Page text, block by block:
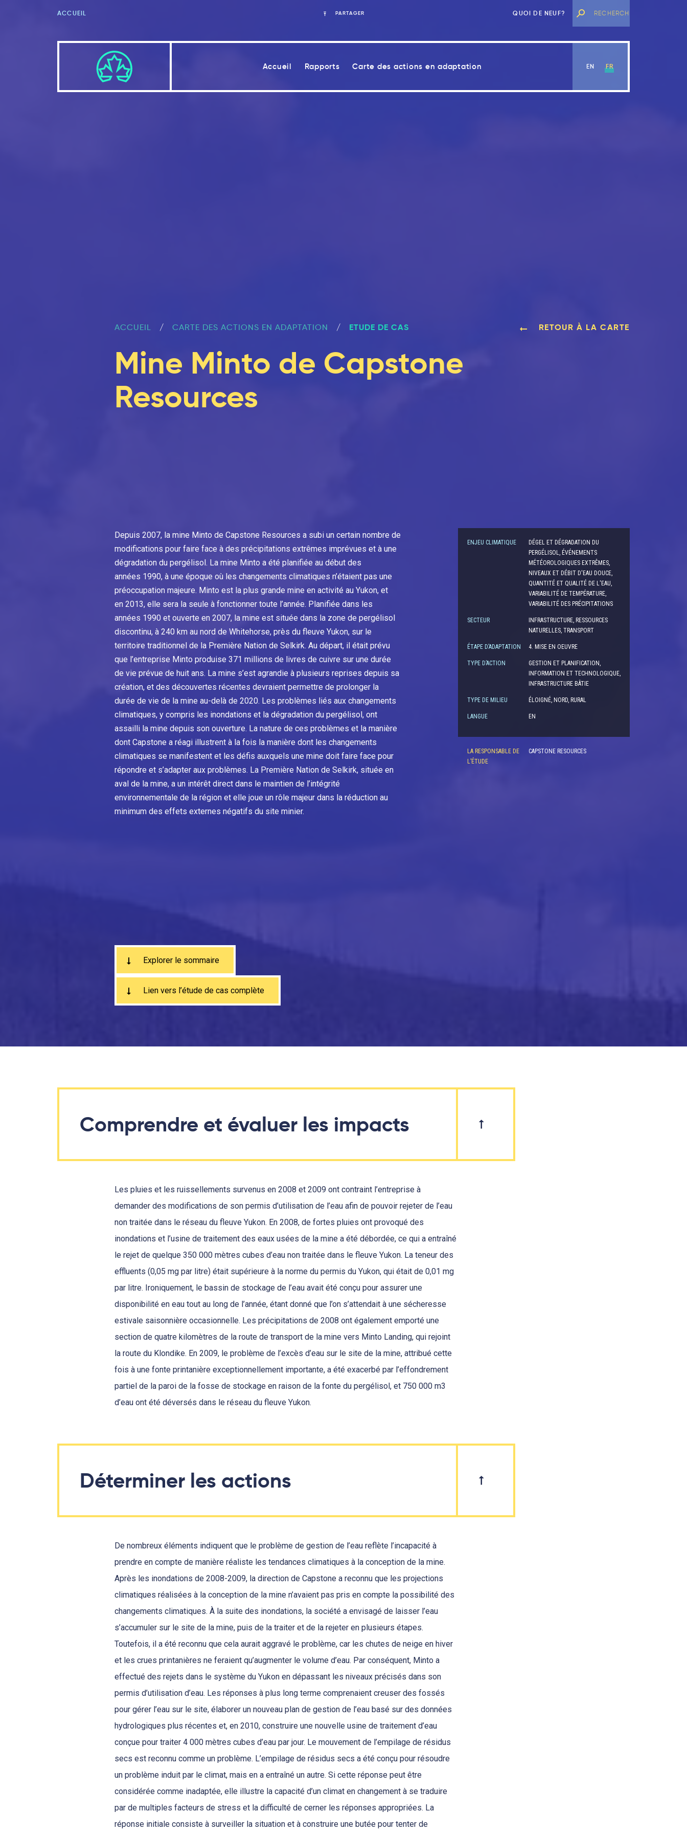
ACCUEIL PARTAGER QUOI DE NEUF?
Accueil Rapports Carte des actions en adaptation EN FR
ACCUEIL CARTE DES ACTIONS EN ADAPTATION ETUDE DE CAS RETOUR À LA CARTE
Mine Minto de Capstone
Resources
Depuis 2007, la mine Minto de Capstone Resources a subi un certain nombre de
modifications pour faire face à des précipitations extrêmes imprévues et à une
dégradation du pergélisol. La mine Minto a été planifiée au début des
années 1990, à une époque où les changements climatiques n’étaient pas une
préoccupation majeure. Minto est la plus grande mine en activité au Yukon, et
en 2013, elle sera la seule à fonctionner toute l’année. Planifiée dans les
années 1990 et ouverte en 2007, la mine est située dans la zone de pergélisol
discontinu, à 240 km au nord de Whitehorse, près du fleuve Yukon, sur le
territoire traditionnel de la Première Nation de Selkirk. Au départ, il était prévu
que l’entreprise Minto produise 371 millions de livres de cuivre sur une durée
de vie prévue de huit ans. La mine s’est agrandie à plusieurs reprises depuis sa
création, et des découvertes récentes devraient permettre de prolonger la
durée de vie de la mine au-delà de 2020. Les problèmes liés aux changements
climatiques, y compris les inondations et la dégradation du pergélisol, ont
assailli la mine depuis son ouverture. La nature de ces problèmes et la manière
dont Capstone a réagi illustrent à la fois la manière dont les changements
climatiques se manifestent et les défis auxquels une mine doit faire face pour
répondre et s’adapter aux problèmes. La Première Nation de Selkirk, située en
aval de la mine, a un intérêt direct dans le maintien de l’intégrité
environnementale de la région et elle joue un rôle majeur dans la réduction au
minimum des effets externes négatifs du site minier.
ENJEU CLIMATIQUE
DÉGEL ET DÉGRADATION DU
PERGÉLISOL, ÉVÉNEMENTS
MÉTÉOROLOGIQUES EXTRÊMES,
NIVEAUX ET DÉBIT D'EAU DOUCE,
QUANTITÉ ET QUALITÉ DE L'EAU,
VARIABILITÉ DE TEMPÉRATURE,
VARIABILITÉ DES PRÉCIPITATIONS
SECTEUR
INFRASTRUCTURE, RESSOURCES
NATURELLES, TRANSPORT
ÉTAPE D’ADAPTATION 4. MISE EN OEUVRE
TYPE D’ACTION
GESTION ET PLANIFICATION,
INFORMATION ET TECHNOLOGIQUE,
INFRASTRUCTURE BÂTIE
TYPE DE MILIEU ÉLOIGNÉ, NORD, RURAL
LANGUE EN
LA RESPONSABLE DE
L’ÉTUDE
CAPSTONE RESOURCES
Explorer le sommaire
Lien vers l’étude de cas complète
Comprendre et évaluer les impacts
Les pluies et les ruissellements survenus en 2008 et 2009 ont contraint l’entreprise à
demander des modifications de son permis d’utilisation de l’eau afin de pouvoir rejeter de l’eau
non traitée dans le réseau du fleuve Yukon. En 2008, de fortes pluies ont provoqué des
inondations et l’usine de traitement des eaux usées de la mine a été débordée, ce qui a entraîné
le rejet de quelque 350 000 mètres cubes d’eau non traitée dans le fleuve Yukon. La teneur des
effluents (0,05 mg par litre) était supérieure à la norme du permis du Yukon, qui était de 0,01 mg
par litre. Ironiquement, le bassin de stockage de l’eau avait été conçu pour assurer une
disponibilité en eau tout au long de l’année, étant donné que l’on s’attendait à une sécheresse
estivale saisonnière occasionnelle. Les précipitations de 2008 ont également emporté une
section de quatre kilomètres de la route de transport de la mine vers Minto Landing, qui rejoint
la route du Klondike. En 2009, le problème de l’excès d’eau sur le site de la mine, attribué cette
fois à une fonte printanière exceptionnellement importante, a été exacerbé par l’effondrement
partiel de la paroi de la fosse de stockage en raison de la fonte du pergélisol, et 750 000 m3
d’eau ont été déversés dans le réseau du fleuve Yukon.
Déterminer les actions
De nombreux éléments indiquent que le problème de gestion de l’eau reflète l’incapacité à
prendre en compte de manière réaliste les tendances climatiques à la conception de la mine.
Après les inondations de 2008-2009, la direction de Capstone a reconnu que les projections
climatiques réalisées à la conception de la mine n’avaient pas pris en compte la possibilité des
changements climatiques. À la suite des inondations, la société a envisagé de laisser l’eau
s’accumuler sur le site de la mine, puis de la traiter et de la rejeter en plusieurs étapes.
Toutefois, il a été reconnu que cela aurait aggravé le problème, car les chutes de neige en hiver
et les crues printanières ne feraient qu’augmenter le volume d’eau. Par conséquent, Minto a
effectué des rejets dans le système du Yukon en dépassant les niveaux précisés dans son
permis d’utilisation d’eau. Les réponses à plus long terme comprenaient creuser des fossés
pour gérer l’eau sur le site, élaborer un nouveau plan de gestion de l’eau basé sur des données
hydrologiques plus récentes et, en 2010, construire une nouvelle usine de traitement d’eau
conçue pour traiter 4 000 mètres cubes d’eau par jour. Le mouvement de l’empilage de résidus
secs est reconnu comme un problème. L’empilage de résidus secs a été conçu pour résoudre
un problème induit par le climat, mais en a entraîné un autre. Si cette réponse peut être
considérée comme inadaptée, elle illustre la capacité d’un climat en changement à se traduire
par de multiples facteurs de stress et la difficulté de cerner les réponses appropriées. La
réponse initiale consiste à surveiller la situation et à construire une butée pour tenter de